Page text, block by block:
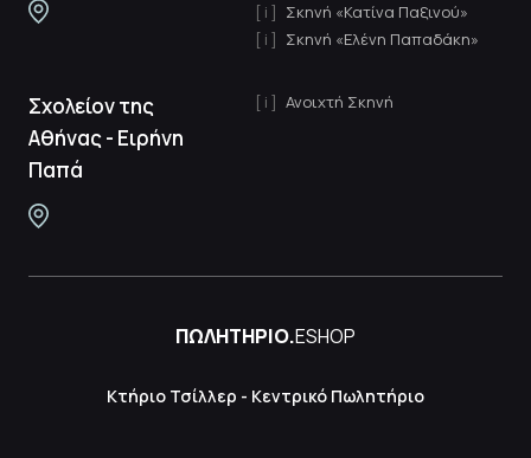
Σκηνή «Κατίνα Παξινού»
Σκηνή «Ελένη Παπαδάκη»
Σχολείον της
Αθήνας - Ειρήνη
Παπά
Ανοιχτή Σκηνή
ΠΩΛΗΤΗΡΙΟ.ESHOP
Κτήριο Τσίλλερ - Κεντρικό Πωλητήριο